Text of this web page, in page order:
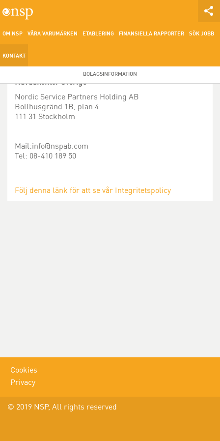
OM NSP VÅRA VARUMÄRKEN ETABLERING FINANSIELLA RAPPORTER SÖK JOBB
KONTAKT
BOLAGSINFORMATION
Huvudkontor Sverige
Nordic Service Partners Holding AB
Bollhusgränd 1B, plan 4
111 31 Stockholm
Mail:info@nspab.com
Tel: 08-410 189 50
Följ denna länk för att se vår Integritetspolicy
Cookies
Privacy
© 2019 NSP, All rights reserved